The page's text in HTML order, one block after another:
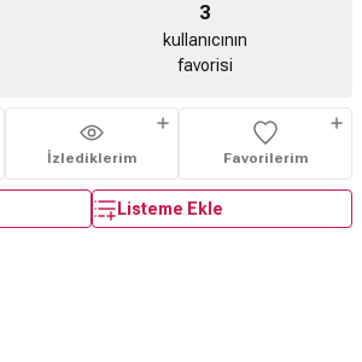
3
kullanıcının
favorisi
İzlediklerim Favorilerim
Listeme Ekle